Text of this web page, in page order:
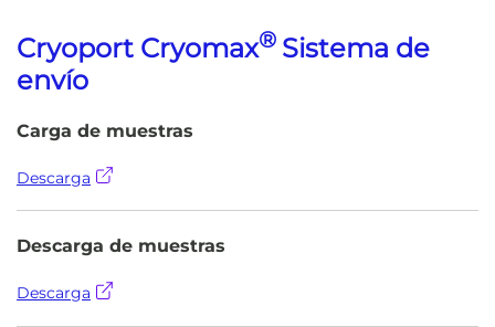
Cryoport Cryomax® Sistema de
envío
Carga de muestras
Descarga
Descarga de muestras
Descarga